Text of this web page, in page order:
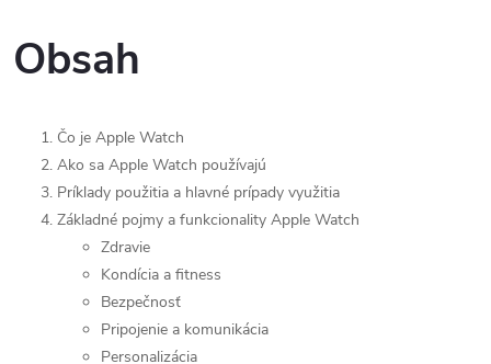
Obsah
Čo je Apple Watch
Ako sa Apple Watch používajú
Príklady použitia a hlavné prípady využitia
Základné pojmy a funkcionality Apple Watch
Zdravie
Kondícia a fitness
Bezpečnosť
Pripojenie a komunikácia
Personalizácia